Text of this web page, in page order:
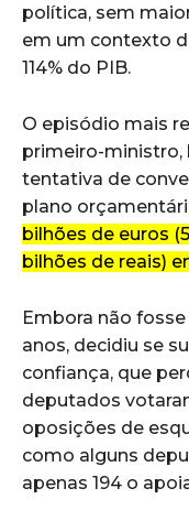
política, sem
em um contexto
114% do PIB.
O episódio mais
primeiro-ministro,
tentativa de
plano
bilhões de euros
bilhões de reais)
Embora não
anos, decidiu se
confiança, que
deputados
oposições de
como alguns
apenas 194 o